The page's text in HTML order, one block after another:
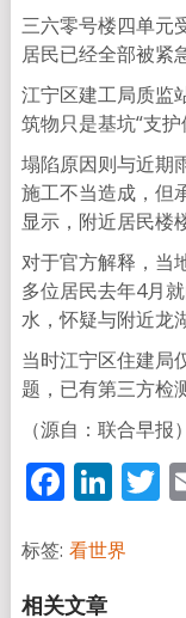
三六零号楼四单元
居民已经全部被紧
江宁区建工局质监
筑物只是基坑“支护
塌陷原因则与近期
施工不当造成，但
显示，附近居民楼
对于官方解释，当
多位居民去年4月
水，怀疑与附近龙
当时江宁区住建局
题，已有第三方检
（源自：联合早报）
标签: 看世界